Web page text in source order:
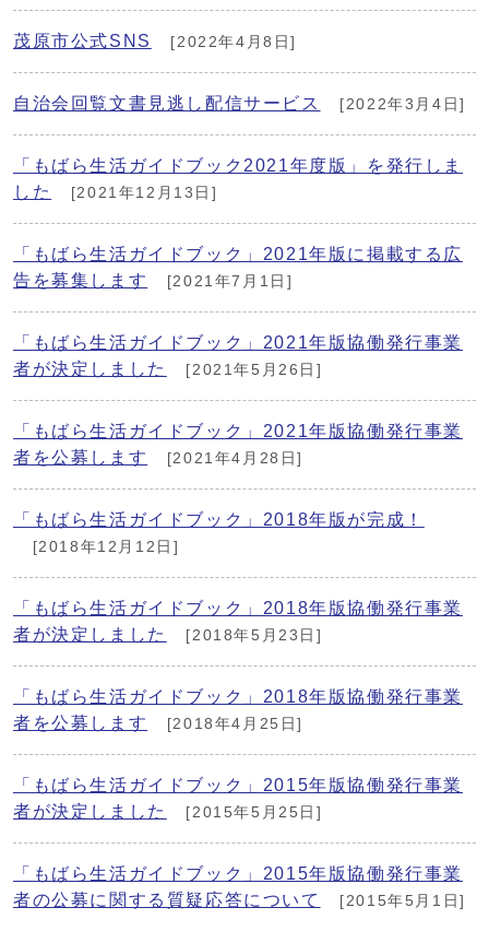
茂原市公式SNS [2022年4月8日]
自治会回覧文書見逃し配信サービス [2022年3月4日]
「もばら生活ガイドブック2021年度版」を発行しま
した
[2021年12月13日]
「もばら生活ガイドブック」2021年版に掲載する広
告を募集します
[2021年7月1日]
「もばら生活ガイドブック」2021年版協働発行事業
者が決定しました
[2021年5月26日]
「もばら生活ガイドブック」2021年版協働発行事業
者を公募します
[2021年4月28日]
「もばら生活ガイドブック」2018年版が完成！
[2018年12月12日]
「もばら生活ガイドブック」2018年版協働発行事業
者が決定しました
[2018年5月23日]
「もばら生活ガイドブック」2018年版協働発行事業
者を公募します
[2018年4月25日]
「もばら生活ガイドブック」2015年版協働発行事業
者が決定しました
[2015年5月25日]
「もばら生活ガイドブック」2015年版協働発行事業
者の公募に関する質疑応答について
[2015年5月1日]